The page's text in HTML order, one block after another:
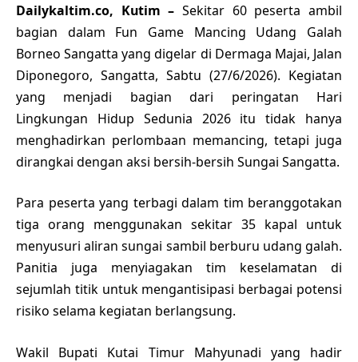
Dailykaltim.co, Kutim – Sekitar 60 peserta ambil
bagian dalam Fun Game Mancing Udang Galah
Borneo Sangatta yang digelar di Dermaga Majai, Jalan
Diponegoro, Sangatta, Sabtu (27/6/2026). Kegiatan
yang menjadi bagian dari peringatan Hari
Lingkungan Hidup Sedunia 2026 itu tidak hanya
menghadirkan perlombaan memancing, tetapi juga
dirangkai dengan aksi bersih-bersih Sungai Sangatta.
Para peserta yang terbagi dalam tim beranggotakan
tiga orang menggunakan sekitar 35 kapal untuk
menyusuri aliran sungai sambil berburu udang galah.
Panitia juga menyiagakan tim keselamatan di
sejumlah titik untuk mengantisipasi berbagai potensi
risiko selama kegiatan berlangsung.
Wakil Bupati Kutai Timur Mahyunadi yang hadir